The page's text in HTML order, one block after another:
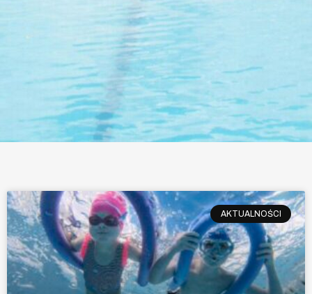
AKTUALNOŚCI